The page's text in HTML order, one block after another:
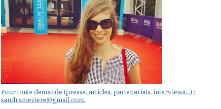
Pour toute demande (presse, articles, partenariats, interviews...) :
sandrameziere@gmail.com.